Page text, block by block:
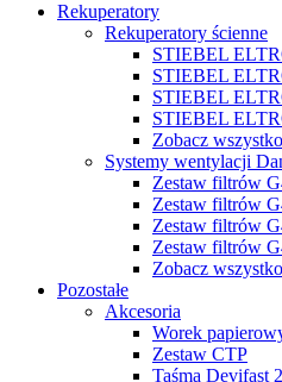
Rekuperatory
Rekuperatory ścienne
STIEBEL
STIEBEL
STIEBEL
STIEBEL
Zobacz wszystko
Systemy wentylacji
Zestaw filtrów
Zestaw filtrów
Zestaw filtrów
Zestaw filtrów
Zobacz wszystko
Pozostałe
Akcesoria
Worek
Zestaw CTP
Taśma Devifast